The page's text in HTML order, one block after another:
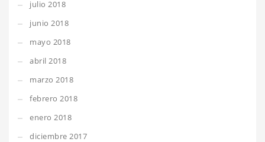
julio 2018
junio 2018
mayo 2018
abril 2018
marzo 2018
febrero 2018
enero 2018
diciembre 2017